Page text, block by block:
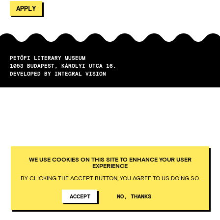
PETŐFI LITERARY MUSEUM
1053
BUDAPEST
KÁROLYI UTCA 16.
DEVELOPED BY INTEGRAL VISION
WE USE COOKIES ON THIS SITE TO ENHANCE YOUR USER
EXPERIENCE
BY CLICKING THE ACCEPT BUTTON, YOU AGREE TO US DOING SO.
ACCEPT NO, THANKS